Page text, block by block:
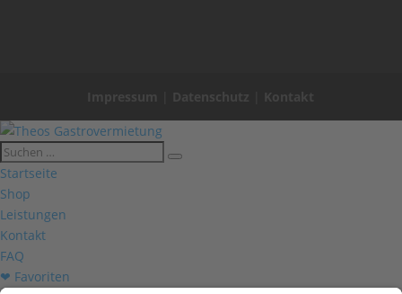
Impressum Datenschutz Kontakt
Startseite
Shop
Leistungen
Kontakt
FAQ
❤ Favoriten